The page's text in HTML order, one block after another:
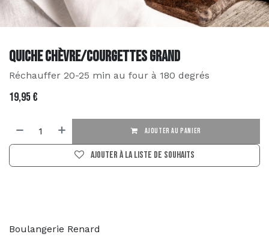
Quiche Chèvre/Courgettes Grand
Réchauffer 20-25 min au four à 180 degrés
19,95€
AJOUTER AU PANIER
Ajouter à la liste de souhaits
Boulangerie Renard